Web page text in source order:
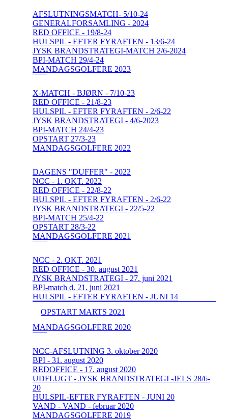
AFSLUTNINGSMATCH- 5/10-24
GENERALFORSAMLING - 2024
RED OFFICE - 19/8-24
HULSPIL - EFTER FYRAFTEN - 13/6-24
JYSK BRANDSTRATEGI-MATCH 2/6-2024
BPI-MATCH 29/4-24
MANDAGSGOLFERE 2023
X-MATCH - BJØRN - 7/10-23
RED OFFICE - 21/8-23
HULSPIL - EFTER FYRAFTEN - 2/6-22
JYSK BRANDSTRATEGI - 4/6-2023
BPI-MATCH 24/4-23
OPSTART 27/3-23
MANDAGSGOLFERE 2022
DAGENS "DUFFER" - 2022
NCC - 1. OKT. 2022
RED OFFICE - 22/8-22
HULSPIL - EFTER FYRAFTEN - 2/6-22
JYSK BRANDSTRATEGI - 22/5-22
BPI-MATCH 25/4-22
OPSTART 28/3-22
MANDAGSGOLFERE 2021
NCC - 2. OKT. 2021
RED OFFICE - 30. august 2021
JYSK BRANDSTRATEGI - 27. juni 2021
BPI-match d. 21. juni 2021
HULSPIL - EFTER FYRAFTEN - JUNI 14
OPSTART MARTS 2021
MANDAGSGOLFERE 2020
NCC-AFSLUTNING 3. oktober 2020
BPI - 31. august 2020
REDOFFICE - 17. august 2020
UDFLUGT - JYSK BRANDSTRATEGI -JELS 28/6-
20
HULSPIL-EFTER FYRAFTEN - JUNI 20
VAND - VAND - februar 2020
MANDAGSGOLFERE 2019